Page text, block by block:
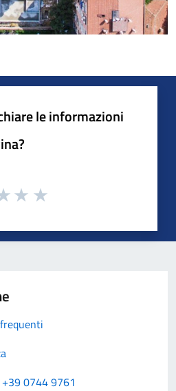
le informazioni
0744 9761